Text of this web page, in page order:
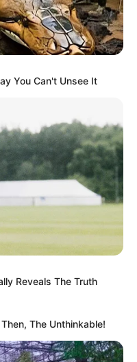
You Can't Unsee It
Reveals The Truth
The Unthinkable!